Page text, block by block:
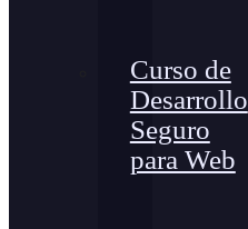
Curso de
Desarrollo
Seguro
para Web